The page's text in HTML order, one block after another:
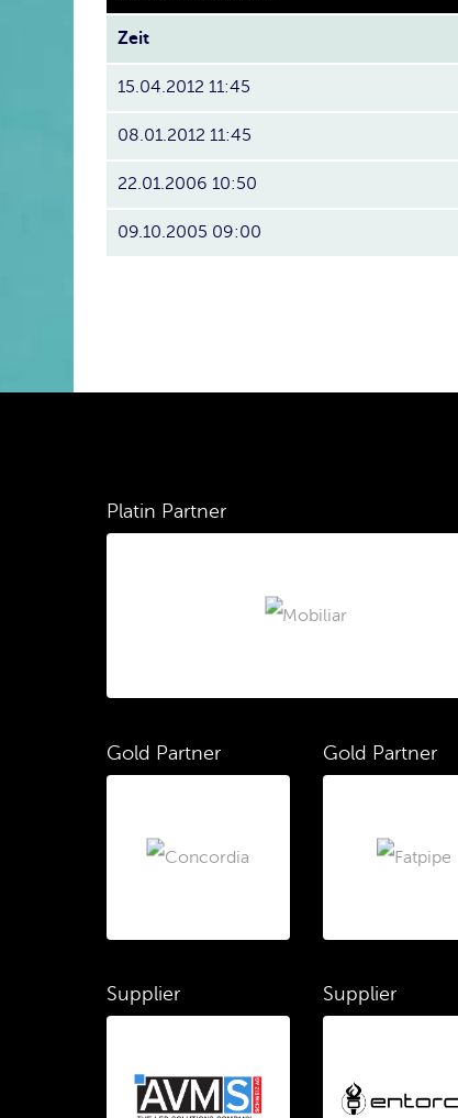
Zeit
15.04.2012 11:45
08.01.2012 11:45
22.01.2006 10:50
09.10.2005 09:00
Platin Partner
Gold Partner Gold Partner
Supplier Supplier